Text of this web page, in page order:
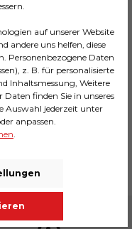
auf unserer Website
andere uns helfen, diese
Personenbezogene Daten
z. B. für personalisierte
Inhaltsmessung, Weitere
finden Sie in unseres
Auswahl jederzeit unter
anpassen.
.